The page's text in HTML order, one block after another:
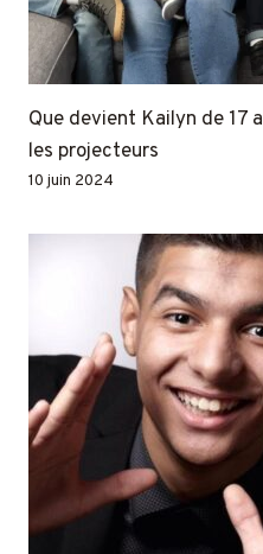
Que devient Kailyn de 17
les projecteurs
10 juin 2024